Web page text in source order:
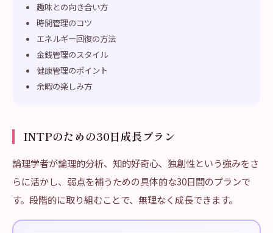
趣味との向き合い方
時間管理のコツ
エネルギー回復の方法
金銭管理のスタイル
健康管理のポイント
余暇の楽しみ方
INTPのための30日成長プラン
論理学者が論理的分析、知的好奇心、独創性という強みをさ
らに活かし、弱点を補うための具体的な30日間のプランで
す。段階的に取り組むことで、無理なく成長できます。